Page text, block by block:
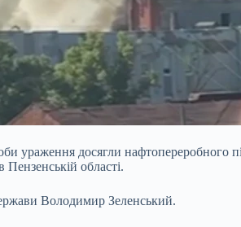
ураження досягли нафтопереробного
області.
Володимир Зеленський.